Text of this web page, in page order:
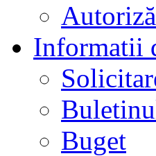
Informatii
Buget